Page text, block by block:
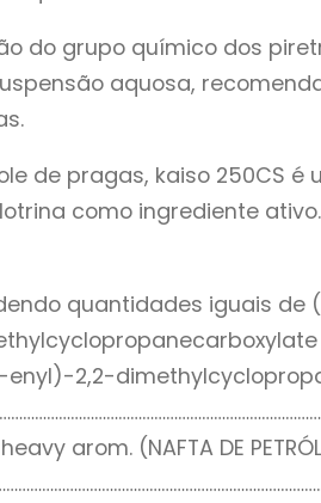
do grupo químico dos
aquosa,
de pragas, kaiso 250CS
como ingrediente ativo.
quantidades iguais
2,2-
arom. (NAFTA DE